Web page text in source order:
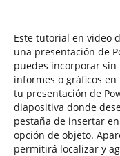
Este tutorial en video
una presentación de
puedes incorporar
informes o gráficos
tu presentación de
diapositiva donde
pestaña de insertar
opción de objeto.
permitirá localizar y